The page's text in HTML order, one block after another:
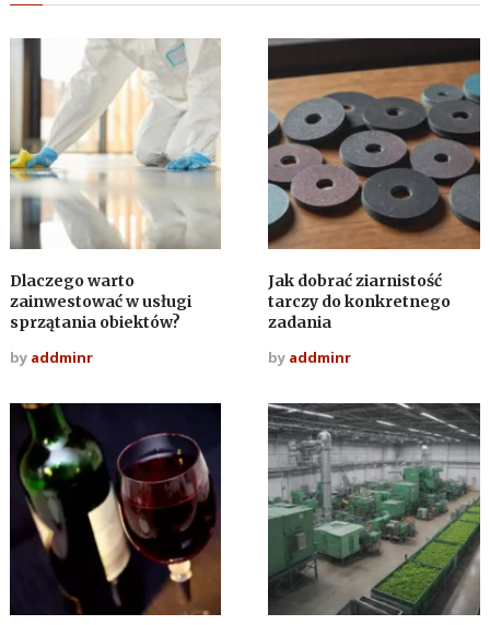
Dlaczego warto
zainwestować w usługi
sprzątania obiektów?
by addminr
Jak dobrać ziarnistość
tarczy do konkretnego
zadania
by addminr